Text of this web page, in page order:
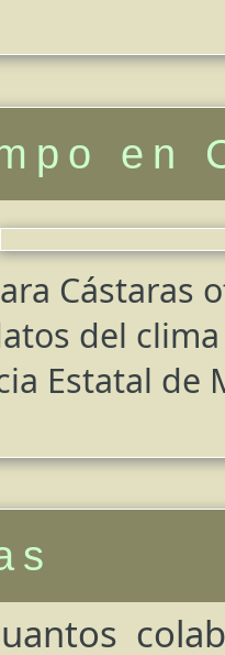
en
Cástaras
del
Estatal